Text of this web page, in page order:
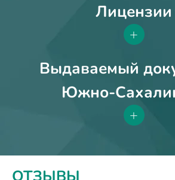
Лицензии
+
Выдаваемый
Южно-
+